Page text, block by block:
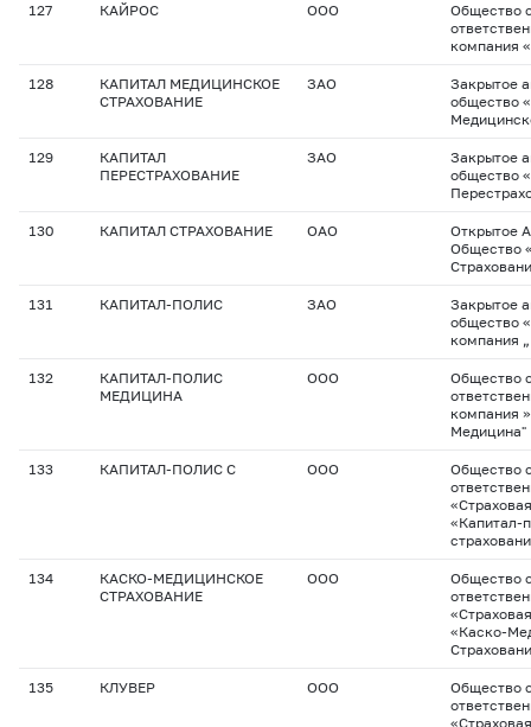
127 КАЙРОС ООО
Общество
компания
128
КАПИТАЛ МЕДИЦИНСКОЕ
СТРАХОВАНИЕ
ЗАО
Закрытое
общество
129
КАПИТАЛ
ПЕРЕСТРАХОВАНИЕ
ЗАО
Закрытое
общество
130 КАПИТАЛ СТРАХОВАНИЕ ОАО
Открытое
Общество
131 КАПИТАЛ-ПОЛИС ЗАО
Закрытое
общество
компания
132
КАПИТАЛ-ПОЛИС
МЕДИЦИНА
ООО
Общество
компания
Медицина"
133 КАПИТАЛ-ПОЛИС С ООО
Общество
«Капитал-
134
КАСКО-МЕДИЦИНСКОЕ
СТРАХОВАНИЕ
ООО
Общество
«Каско-
135 КЛУВЕР ООО
Общество